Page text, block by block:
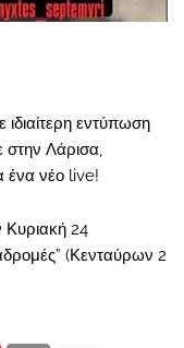
εντύπωση
στην Λάρισα,
ένα νέο live!
24
(Κενταύρων 2